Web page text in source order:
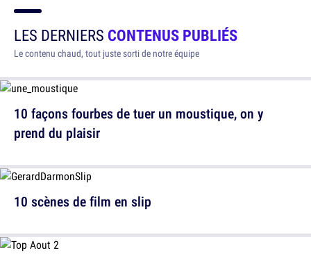
LES DERNIERS CONTENUS PUBLIÉS
Le contenu chaud, tout juste sorti de notre équipe
10 façons fourbes de tuer un moustique, on y
prend du plaisir
10 scènes de film en slip